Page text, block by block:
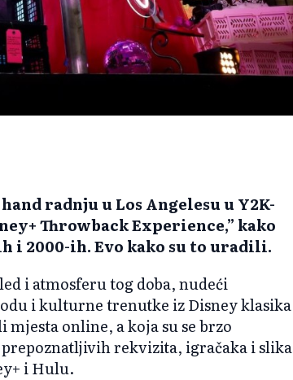
radnju u Los Angelesu u Y2K-
Throwback Experience,” kako
i 2000-ih. Evo kako su to uradili.
i atmosferu tog doba, nudeći
i kulturne trenutke iz Disney klasika
online, a koja su se brzo
rekvizita, igračaka i slika
i Hulu.